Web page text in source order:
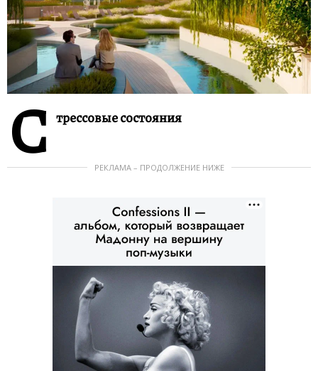
С трессовые состояния
РЕКЛАМА – ПРОДОЛЖЕНИЕ НИЖЕ